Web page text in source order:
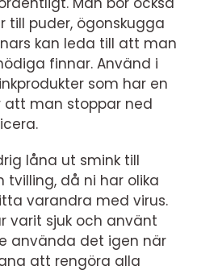
till puder, ögonskugga
kan leda till att man
finnar. Använd i
som har en
att man stoppar ned
låna ut smink till
tvilling, då ni har olika
varandra med virus.
varit sjuk och använt
använda det igen när
att rengöra alla